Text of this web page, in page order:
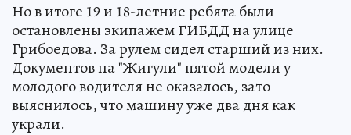
Но в итоге 19 и 18-летние ребята были
остановлены экипажем ГИБДД на улице
Грибоедова. За рулем сидел старший из них.
Документов на "Жигули" пятой модели у
молодого водителя не оказалось, зато
выяснилось, что машину уже два дня как
украли.